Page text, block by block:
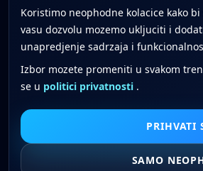
Koristimo neophodne kolacice kako
vasu dozvolu mozemo ukljuciti i
unapredjenje sadrzaja i
Izbor mozete promeniti u svakom
se u politici privatnosti .
PRIHVATI
SAMO